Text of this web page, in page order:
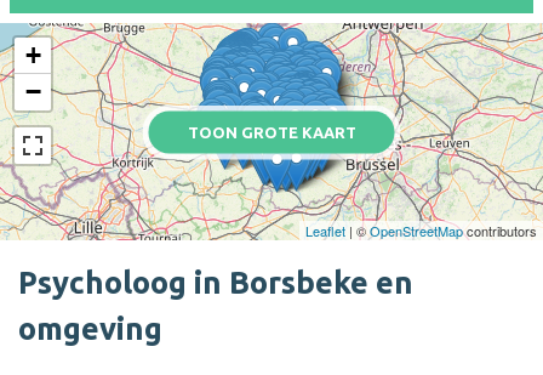
TOON GROTE KAART
+
−
Leaflet | ©OpenStreetMapcontributors
Psycholoog in Borsbeke en
omgeving